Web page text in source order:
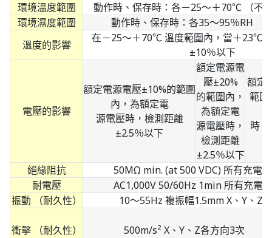
環境溫度範圍
動作時、保存時：各－25～＋70℃ （不
環境濕度範圍
動作時、保存時：各35～95％RH （
溫度的影響
在－25～＋70℃ 溫度範圍內，當＋23℃
±10％以下
電壓的影響
額定電源電壓±10%的範圍
內，為額定電
源電壓時，檢測距離
±2.5％以下
額定電源電
壓±20%
的範圍內，
為額定電
源電壓時，
檢測距離
±2.5％以下
額定
範圍
時
絕緣阻抗
50MΩ min. (at 500 VDC) 所有充電
耐電壓
AC1,000V 50/60Hz 1min 所有充電
振動 （耐久性）
10～55Hz 複振幅1.5mm X、Y、Z
衝擊 （耐久性） 500m/s² X、Y、Z各方向3次